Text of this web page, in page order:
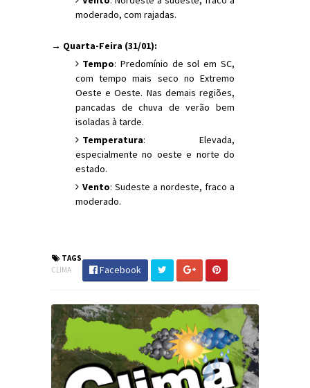
moderado, com rajadas.
→ Quarta-Feira (31/01):
Tempo: Predomínio de sol em SC,
com tempo mais seco no Extremo
Oeste e Oeste. Nas demais regiões,
pancadas de chuva de verão bem
isoladas à tarde.
Temperatura: Elevada,
especialmente no oeste e norte do
estado.
Vento: Sudeste a nordeste, fraco a
moderado.
TAGS
CLIMA
Facebook